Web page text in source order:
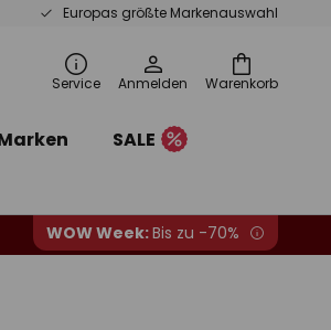
Europas größte Markenauswahl
Warenkorb
Service Anmelden
SALE
WOW Week:Bis zu -70%